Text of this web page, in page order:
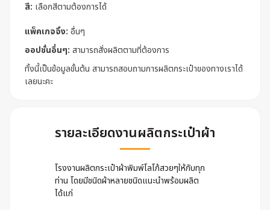
สี: เลือกสีตามต้องการได้
แพ็คเกจจิ้ง: อื่นๆ
ออปชั่นอื่นๆ: สามารถสั่งผลิตตามที่ต้องการ
ทั้งนี้เป็นข้อมูลขั้นต้น สามารถสอบถามการผลิตกระเป๋าของทางเราได้
เลยนะคะ
รายละเอียดงานผลิตกระเป๋าผ้า
โรงงานผลิตกระเป๋าผ้าพิมพ์โลโก้สวยๆให้กับทุก
ท่าน โดยมีชนิดผ้าหลายชนิดแนะนำพร้อมผลิต
ได้แก่